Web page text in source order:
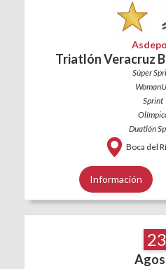
Triatlón Veracruz
Súper
Sprint
Duatlón
Boca del
Información
23